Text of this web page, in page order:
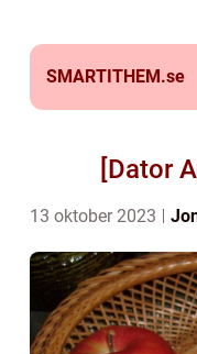
SMARTITHEM.se
[Dator
13 oktober 2023